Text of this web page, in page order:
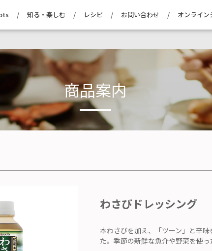
知る・楽しむ レシピ お問い合わせ オンライン
商品案内
わさびドレッシング
本わさびを加え、「ツーン」と辛
た。季節の新鮮な魚介や野菜を使